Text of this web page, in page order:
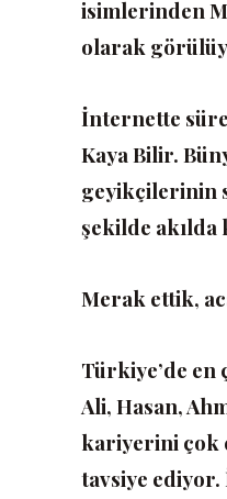
isimlerinden
olarak
İnternette
Kaya Bilir.
geyikçilerinin
şekilde akılda
Merak ettik,
Türkiye’de
Ali, Hasan,
kariyerini çok
tavsiye ediyor.